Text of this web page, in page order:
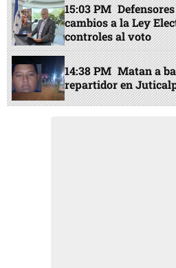
15:03 PM
cambios a la Ley
controles al voto
14:38 PM Matan a
repartidor en